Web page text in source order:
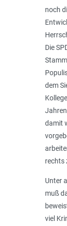
noch
Die
dem
damit
rechts
Unter
muß
viel